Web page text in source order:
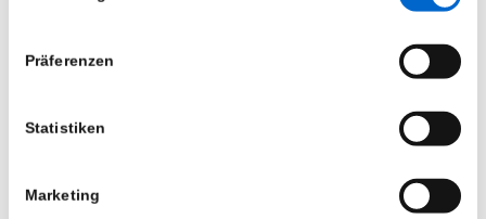
Präferenzen
Statistiken
Marketing
ÖFFNUNGSZEITEN
8:00 – 16:30 Uhr